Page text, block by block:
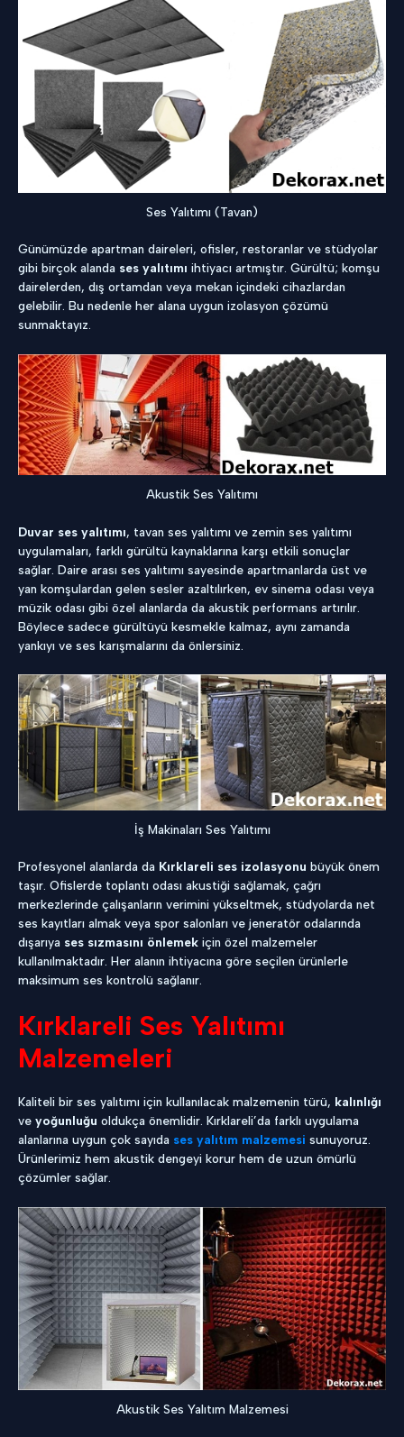
Ses Yalıtımı (Tavan)
Günümüzde apartman daireleri, ofisler, restoranlar ve stüdyolar
gibi birçok alanda ses yalıtımı ihtiyacı artmıştır. Gürültü; komşu
dairelerden, dış ortamdan veya mekan içindeki cihazlardan
gelebilir. Bu nedenle her alana uygun izolasyon çözümü
sunmaktayız.
Akustik Ses Yalıtımı
Duvar ses yalıtımı, tavan ses yalıtımı ve zemin ses yalıtımı
uygulamaları, farklı gürültü kaynaklarına karşı etkili sonuçlar
sağlar. Daire arası ses yalıtımı sayesinde apartmanlarda üst ve
yan komşulardan gelen sesler azaltılırken, ev sinema odası veya
müzik odası gibi özel alanlarda da akustik performans artırılır.
Böylece sadece gürültüyü kesmekle kalmaz, aynı zamanda
yankıyı ve ses karışmalarını da önlersiniz.
İş Makinaları Ses Yalıtımı
Profesyonel alanlarda da Kırklareli ses izolasyonu büyük önem
taşır. Ofislerde toplantı odası akustiği sağlamak, çağrı
merkezlerinde çalışanların verimini yükseltmek, stüdyolarda net
ses kayıtları almak veya spor salonları ve jeneratör odalarında
dışarıya ses sızmasını önlemek için özel malzemeler
kullanılmaktadır. Her alanın ihtiyacına göre seçilen ürünlerle
maksimum ses kontrolü sağlanır.
Kırklareli Ses Yalıtımı
Malzemeleri
Kaliteli bir ses yalıtımı için kullanılacak malzemenin türü, kalınlığı
ve yoğunluğu oldukça önemlidir. Kırklareli’da farklı uygulama
alanlarına uygun çok sayıda ses yalıtım malzemesi sunuyoruz.
Ürünlerimiz hem akustik dengeyi korur hem de uzun ömürlü
çözümler sağlar.
Akustik Ses Yalıtım Malzemesi